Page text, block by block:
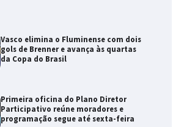
Vasco elimina o Fluminense com dois
gols de Brenner e avança às quartas
da Copa do Brasil
Primeira oficina do Plano Diretor
Participativo reúne moradores e
programação segue até sexta-feira